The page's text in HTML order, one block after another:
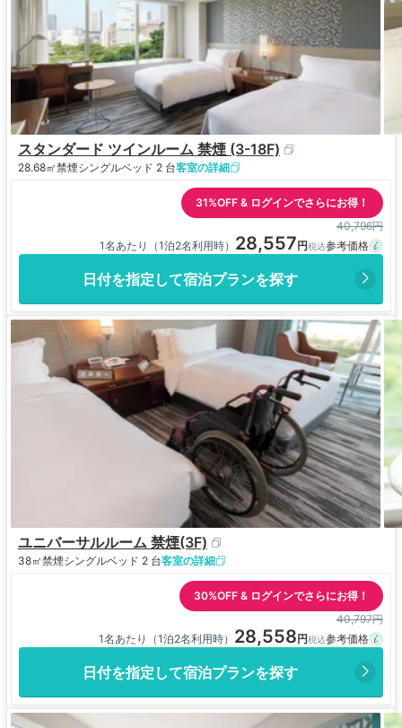
スタンダード ツインルーム 禁煙 (3-18F)
28.68㎡禁煙シングルベッド 2 台客室の詳細
31%OFF & ログインでさらにお得！
40,796円
1名あたり（1泊2名利用時） 28,557
日付を指定して宿泊プランを探す
ユニバーサルルーム 禁煙(3F)
38㎡禁煙シングルベッド 2 台客室の詳細
30%OFF & ログインでさらにお得！
40,797円
1名あたり（1泊2名利用時） 28,558
日付を指定して宿泊プランを探す